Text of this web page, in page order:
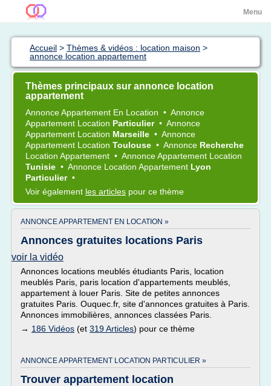
Menu
Accueil > Thèmes & vidéos : location maison >
annonce location appartement
Thèmes principaux sur annonce location
appartement
Annonce Appartement En Location • Annonce
Appartement Location Particulier • Annonce
Appartement Location Marseille • Annonce
Appartement Location Toulouse • Annonce Recherche
Location Appartement • Annonce Appartement Location
Tunisie • Annonce Location Appartement Lyon
Particulier •
Voir également les articles pour ce thème
ANNONCE APPARTEMENT EN LOCATION »
Annonces gratuites locations Paris
voir la vidéo
Annonces locations meublés étudiants Paris, location
meublés Paris, paris location d'appartements meublés,
appartement à louer Paris. Site de petites annonces
gratuites Paris. Ouquec.fr, site d'annonces gratuites à Paris.
Annonces immobilières, annonces classées Paris.
→ 186 Vidéos (et 319 Articles) pour ce thème
ANNONCE APPARTEMENT LOCATION PARTICULIER »
Trouver appartement location